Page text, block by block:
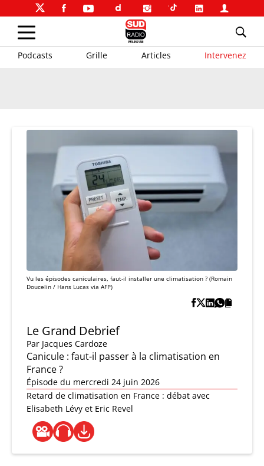
Podcasts Grille Articles Intervenez
Vu les épisodes caniculaires, faut-il installer une climatisation ? (Romain
Doucelin / Hans Lucas via AFP)
Le Grand Debrief
Par Jacques Cardoze
Canicule : faut-il passer à la climatisation en
France ?
Épisode du mercredi 24 juin 2026
Retard de climatisation en France : débat avec
Elisabeth Lévy et Eric Revel